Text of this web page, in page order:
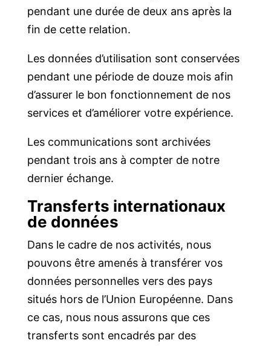
pendant une durée de deux ans après la
fin de cette relation.
Les données d’utilisation sont conservées
pendant une période de douze mois afin
d’assurer le bon fonctionnement de nos
services et d’améliorer votre expérience.
Les communications sont archivées
pendant trois ans à compter de notre
dernier échange.
Transferts internationaux
de données
Dans le cadre de nos activités, nous
pouvons être amenés à transférer vos
données personnelles vers des pays
situés hors de l’Union Européenne. Dans
ce cas, nous nous assurons que ces
transferts sont encadrés par des